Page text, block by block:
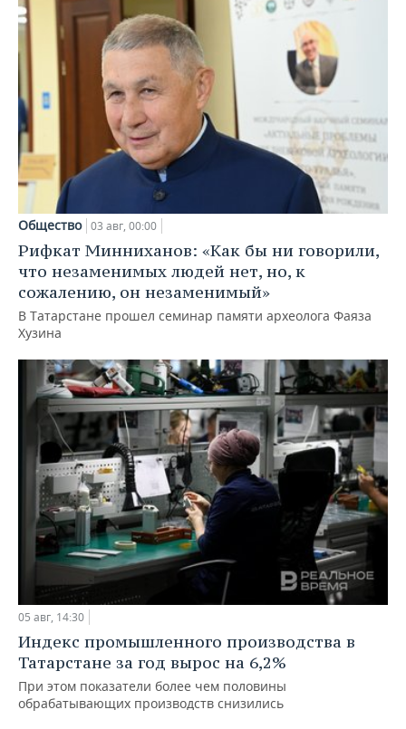
Общество 03 авг, 00:00
Рифкат Минниханов: «Как бы ни говорили,
что незаменимых людей нет, но, к
сожалению, он незаменимый»
В Татарстане прошел семинар памяти археолога Фаяза
Хузина
05 авг, 14:30
Индекс промышленного производства в
Татарстане за год вырос на 6,2%
При этом показатели более чем половины
обрабатывающих производств снизились